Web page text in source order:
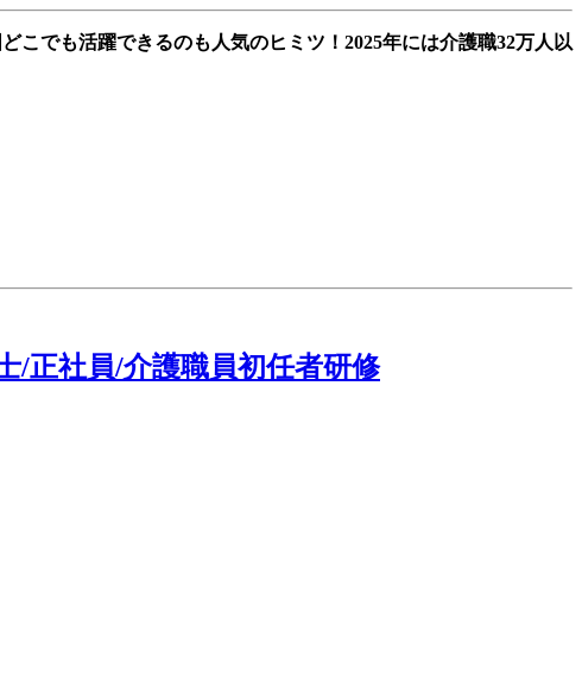
こでも活躍できるのも人気のヒミツ！2025年には介護職32万人以
正社員/介護職員初任者研修